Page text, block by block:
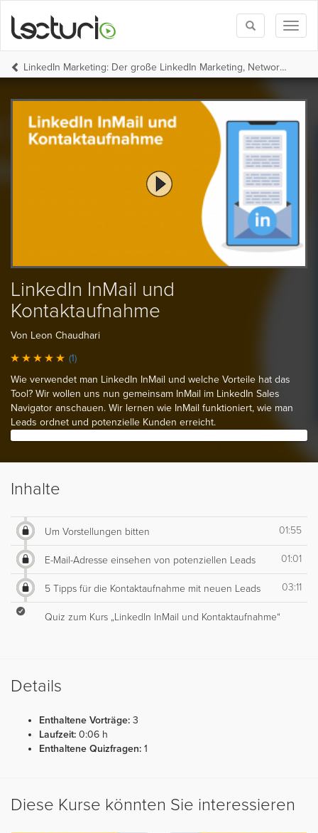
Toggle
search
LinkedIn Marketing: Der große LinkedIn Marketing, Networking und Lead-Generierung Komplettkurs
LinkedIn InMail und
Kontaktaufnahme
Von Leon Chaudhari
(1)
Wie verwendet man LinkedIn InMail und welche Vorteile hat das
Tool? Wir wollen uns nun gemeinsam InMail im LinkedIn Sales
Navigator anschauen. Wir lernen wie InMail funktioniert, wie man
Leads ordnet und potenzielle Kunden erreicht.
Inhalte
Um Vorstellungen bitten 01:55
E-Mail-Adresse einsehen von potenziellen Leads 01:01
5 Tipps für die Kontaktaufnahme mit neuen Leads 03:11
Quiz zum Kurs „LinkedIn InMail und Kontaktaufnahme“
Details
Enthaltene Vorträge: 3
Laufzeit: 0:06 h
Enthaltene Quizfragen: 1
Diese Kurse könnten Sie interessieren